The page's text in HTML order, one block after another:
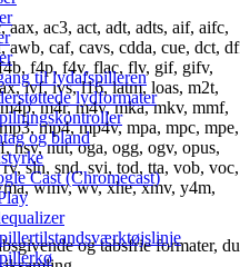
til lydafspilleren
lydformater
og bland
Cast (Chromecast)
ac3, act, adt, adts, aif, aifc,
awb, caf, cavs, cdda, cue, dct,
f4p, f4v, flac, flv, gif, gifv,
ivf, ivs, l16, latm, loas, m2t,
m4r, m4v, mka, mkv, mmf,
mp4, mp4v, mpa, mpc, mpe,
nsv, nut, oga, ogg, ogv, opus,
sln, snd, svi, tod, tta, vob, voc,
wmv, wv, xhe, xmv, y4m,
og tabsfrie formater, du